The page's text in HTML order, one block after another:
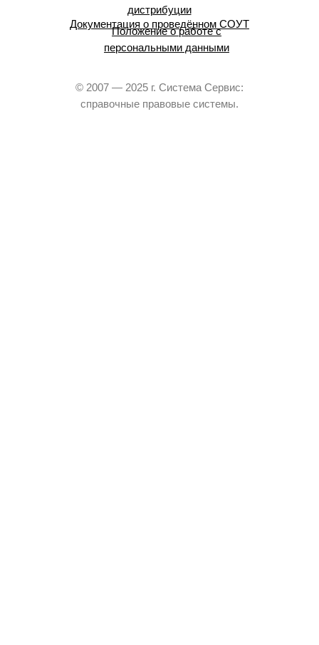
дистрибуции
Документация о проведённом СОУТ
Положение о работе с
персональными данными
© 2007 — 2025 г. Система Сервис:
справочные правовые системы.